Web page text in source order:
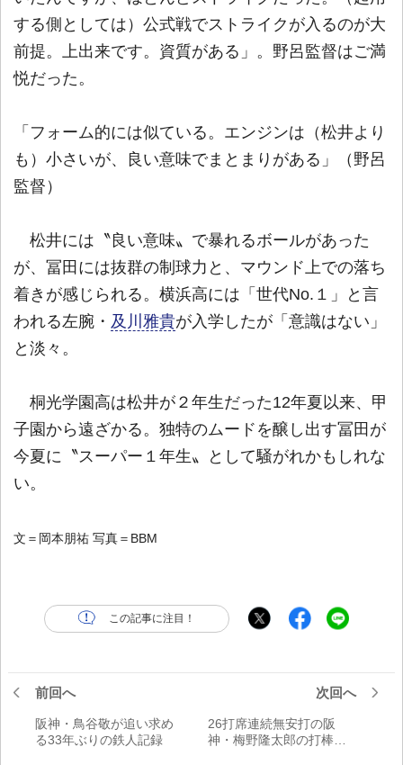
する側としては）公式戦でストライクが入るのが大
前提。上出来です。資質がある」。野呂監督はご満
悦だった。
「フォーム的には似ている。エンジンは（松井より
も）小さいが、良い意味でまとまりがある」（野呂
監督）
松井には〝良い意味〟で暴れるボールがあった
が、冨田には抜群の制球力と、マウンド上での落ち
着きが感じられる。横浜高には「世代No.１」と言
われる左腕・ 及川雅貴が入学したが「意識はない」
と淡々。
桐光学園高は松井が２年生だった12年夏以来、甲
子園から遠ざかる。独特のムードを醸し出す冨田が
今夏に〝スーパー１年生〟として騒がれかもしれな
い。
文＝岡本朋祐 写真＝BBM
この記事に注目！
前回へ
阪神・鳥谷敬が追い求め
る33年ぶりの鉄人記録
次回へ
26打席連続無安打の阪
神・梅野隆太郎の打棒復